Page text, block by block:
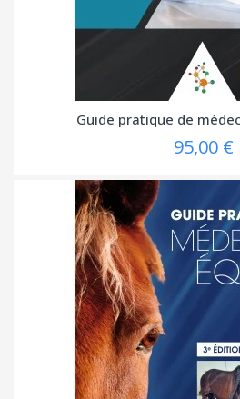
Guide pratique de
95,00 €